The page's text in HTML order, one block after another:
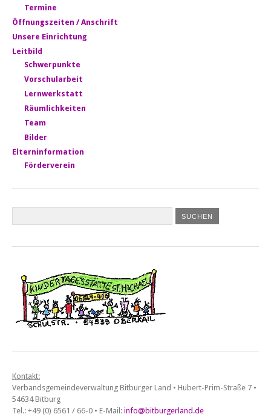
Termine
Öffnungszeiten / Anschrift
Unsere Einrichtung
Leitbild
Schwerpunkte
Vorschularbeit
Lernwerkstatt
Räumlichkeiten
Team
Bilder
Elterninformation
Förderverein
Kontakt:
Verbandsgemeindeverwaltung Bitburger Land • Hubert-Prim-Straße 7 •
54634 Bitburg
Tel.: +49 (0) 6561 / 66-0 • E-Mail: info@bitburgerland.de